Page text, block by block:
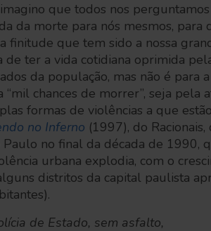
que todos nos
da morte para nós mesmos,
finitude que tem sido a nossa
de ter a vida cotidiana oprimida
da população, mas não é para
chances de morrer”, seja pela
formas de violências a que
no Inferno (1997), do
no final da década de 1990,
urbana explodia, com o
distritos da capital paulista
de Estado, sem asfalto,